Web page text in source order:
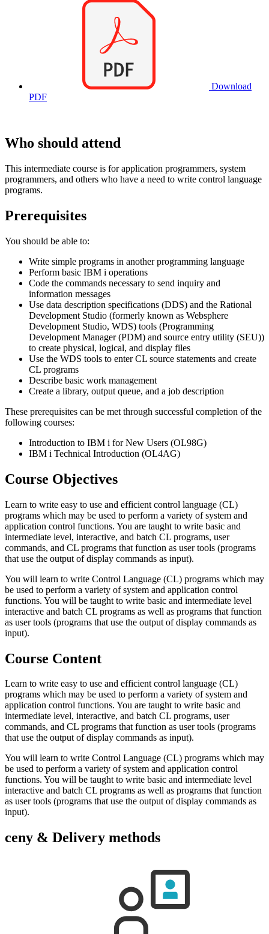
Download
PDF
Who should attend
This intermediate course is for application programmers, system
programmers, and others who have a need to write control language
programs.
Prerequisites
You should be able to:
Write simple programs in another programming language
Perform basic IBM i operations
Code the commands necessary to send inquiry and
information messages
Use data description specifications (DDS) and the Rational
Development Studio (formerly known as Websphere
Development Studio, WDS) tools (Programming
Development Manager (PDM) and source entry utility (SEU))
to create physical, logical, and display files
Use the WDS tools to enter CL source statements and create
CL programs
Describe basic work management
Create a library, output queue, and a job description
These prerequisites can be met through successful completion of the
following courses:
Introduction to IBM i for New Users (OL98G)
IBM i Technical Introduction (OL4AG)
Course Objectives
Learn to write easy to use and efficient control language (CL)
programs which may be used to perform a variety of system and
application control functions. You are taught to write basic and
intermediate level, interactive, and batch CL programs, user
commands, and CL programs that function as user tools (programs
that use the output of display commands as input).
You will learn to write Control Language (CL) programs which may
be used to perform a variety of system and application control
functions. You will be taught to write basic and intermediate level
interactive and batch CL programs as well as programs that function
as user tools (programs that use the output of display commands as
input).
Course Content
Learn to write easy to use and efficient control language (CL)
programs which may be used to perform a variety of system and
application control functions. You are taught to write basic and
intermediate level, interactive, and batch CL programs, user
commands, and CL programs that function as user tools (programs
that use the output of display commands as input).
You will learn to write Control Language (CL) programs which may
be used to perform a variety of system and application control
functions. You will be taught to write basic and intermediate level
interactive and batch CL programs as well as programs that function
as user tools (programs that use the output of display commands as
input).
ceny & Delivery methods